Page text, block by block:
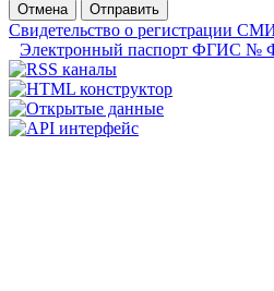
Отмена
Отправить
Свидетельство о регистрации
Электронный паспорт ФГИС №